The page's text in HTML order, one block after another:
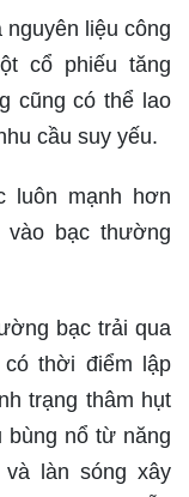
liệu công
cổ phiếu tăng
cũng có thể lao
cầu suy yếu.
luôn mạnh hơn
bạc thường
bạc trải qua
thời điểm lập
trạng thâm hụt
bùng nổ từ năng
làn sóng xây